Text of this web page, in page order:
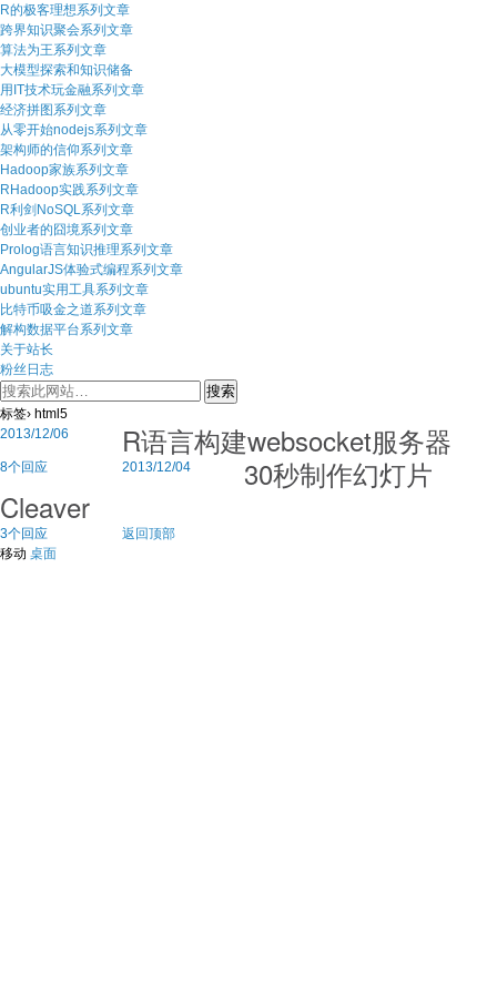
R的极客理想系列文章
跨界知识聚会系列文章
算法为王系列文章
大模型探索和知识储备
用IT技术玩金融系列文章
经济拼图系列文章
从零开始nodejs系列文章
架构师的信仰系列文章
Hadoop家族系列文章
RHadoop实践系列文章
R利剑NoSQL系列文章
创业者的囧境系列文章
Prolog语言知识推理系列文章
AngularJS体验式编程系列文章
ubuntu实用工具系列文章
比特币吸金之道系列文章
解构数据平台系列文章
关于站长
粉丝日志
标签› html5
2013/12/06
R语言构建websocket服务器
8个回应 2013/12/04
30秒制作幻灯片
Cleaver
3个回应
返回顶部
移动 桌面